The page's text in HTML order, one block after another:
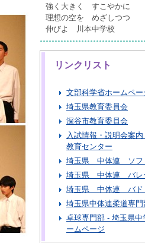
強く大きく すこやかに
理想の空を めざしつつ
伸びよ 川本中学校
リンクリスト
文部科学省ホームペー
埼玉県教育委員会
深谷市教育委員会
入試情報・説明会案
教育センター
埼玉県 中体連 ソフ
埼玉県 中体連 バレ
埼玉県 中体連 バド
埼玉県中体連柔道専門
卓球専門部 - 埼玉県
ームページ